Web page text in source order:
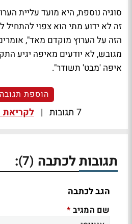
סוגיה נוספת, היא מועד עליית
זה לא ידוע מתי הוא צפוי
מגובש, לא יודעים מאיפה יגיע
איפה 'מבט' תשודר".
הוספת תגובה
7 תגובות | לקריאת
תגובות לכתבה (7)
:
הגב לכתבה
שם המגיב *